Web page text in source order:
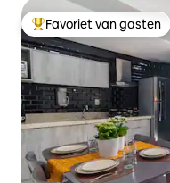
Topfavoriet van gasten
Favoriet van gasten